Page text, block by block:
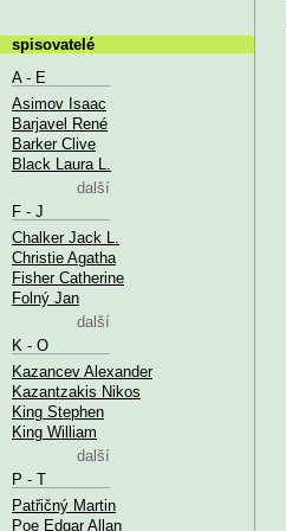
spisovatelé
A - E
Asimov Isaac
Barjavel René
Barker Clive
Black Laura L.
další
F - J
Chalker Jack L.
Christie Agatha
Fisher Catherine
Folný Jan
další
K - O
Kazancev Alexander
Kazantzakis Nikos
King Stephen
King William
další
P - T
Patřičný Martin
Poe Edgar Allan